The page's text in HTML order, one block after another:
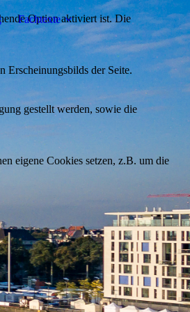
Fachtexte
Option aktiviert ist. Die
Erscheinungsbilds der Seite.
gestellt werden, sowie die
eigene Cookies setzen, z.B. um die